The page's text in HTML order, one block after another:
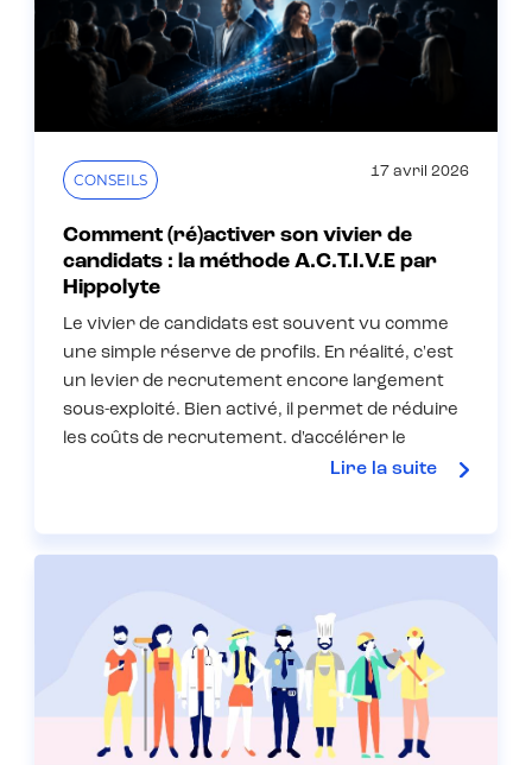
CONSEILS 17 avril 2026
Comment (ré)activer son vivier de
candidats : la méthode A.C.T.I.V.E par
Hippolyte
Le vivier de candidats est souvent vu comme
une simple réserve de profils. En réalité, c'est
un levier de recrutement encore largement
sous-exploité. Bien activé, il permet de réduire
les coûts de recrutement, d'accélérer le
processus et d'améliorer la qualité des
efficacement.
Lire la suite